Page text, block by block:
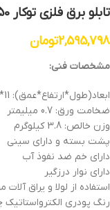
تابلو برق فلزی توکار 50*40 تک فرم
2,595,798تومان
مشخصات فنی:
ابعاد(طول*ارتفاع*عمق): 11*50*40 cm
ضخامت ورق: 0.7 میلیمتر
وزن خالص: 3.8 کیلوگرم
پشت بسته و دارای سینی
دارای خم ضد نفوذ آب
دارای نوار درزگیر
استفاده از لولا و یراق آلات
رنگ پودری الکترواستاتیک